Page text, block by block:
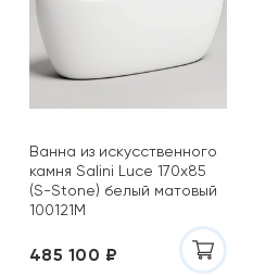
Ванна из искусственного
камня Salini Luce 170х85
(S-Stone) белый матовый
100121M
485 100 ₽